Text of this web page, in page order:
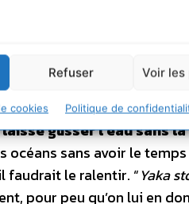
Refuser Voir
cookies Politique de
d’eau que nous
Il en va de même
hexagonal :
l’infiltration de
glisser l’eau sans
sans avoir le temps
faudrait le ralentir. “Yaka
pour peu qu’on lui en